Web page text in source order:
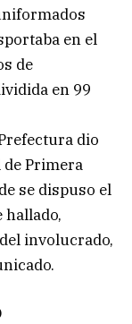
en el
de
en 99
dio
de Primera
se dispuso el
hallado,
involucrado,